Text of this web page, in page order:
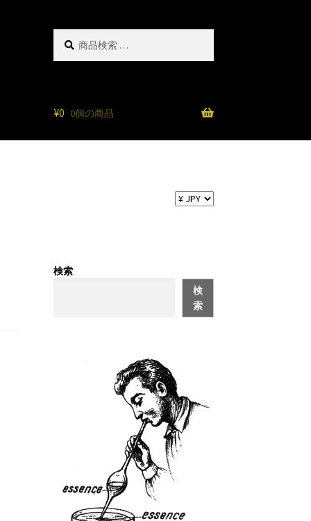
¥0 0個の商品
検索
検
索